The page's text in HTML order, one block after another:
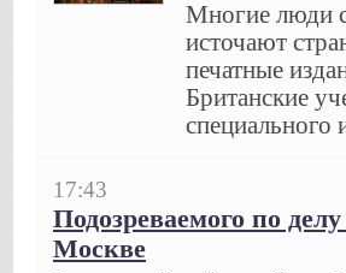
Многие люди
источают
печатные
Британские
специального
17:43
Подозреваемого по
Москве